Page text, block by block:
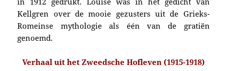
Kellgren over de mooie gezusters uit de Grieks-
Romeinse mythologie als één van de gratiën
genoemd.
Verhaal uit het Zweedsche Hofleven (1915-1918)